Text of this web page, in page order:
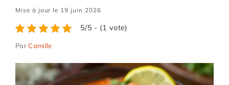
Mise à jour le 19 juin 2026
5/5 - (1 vote)
ParCamille